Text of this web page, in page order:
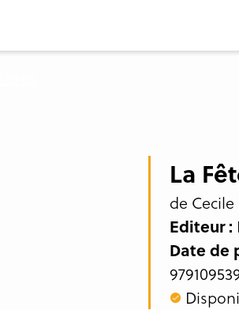
La
de Cecile
Editeur :
Date de